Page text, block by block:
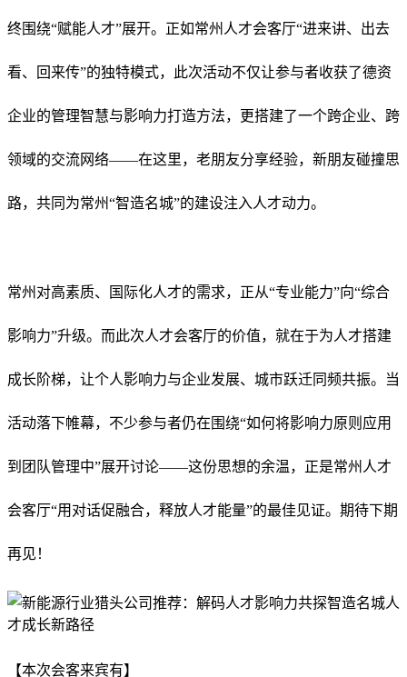
终围绕“赋能人才”展开。正如常州人才会客厅“进来讲、出去
看、回来传”的独特模式，此次活动不仅让参与者收获了德资
企业的管理智慧与影响力打造方法，更搭建了一个跨企业、跨
领域的交流网络——在这里，老朋友分享经验，新朋友碰撞思
路，共同为常州“智造名城”的建设注入人才动力。
常州对高素质、国际化人才的需求，正从“专业能力”向“综合
影响力”升级。而此次人才会客厅的价值，就在于为人才搭建
成长阶梯，让个人影响力与企业发展、城市跃迁同频共振。当
活动落下帷幕，不少参与者仍在围绕“如何将影响力原则应用
到团队管理中”展开讨论——这份思想的余温，正是常州人才
会客厅“用对话促融合，释放人才能量”的最佳见证。期待下期
再见！
【本次会客来宾有】